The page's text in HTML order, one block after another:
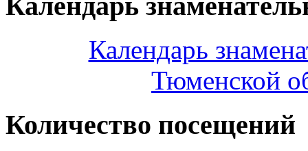
Календарь
Тюменской
Количество посещений